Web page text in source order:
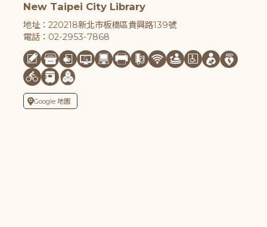
New Taipei City Library
地址：220218新北市板橋區貴興路139號
電話：02-2953-7868
Google 地圖